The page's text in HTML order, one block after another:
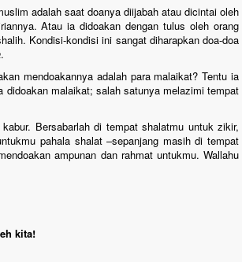
adalah saat doanya diijabah atau dicintai oleh
Atau ia didoakan dengan tulus oleh orang
Kondisi-kondisi ini sangat diharapkan doa-doa
.
mendoakannya adalah para malaikat? Tentu ia
didoakan malaikat; salah satunya melazimi tempat
Bersabarlah di tempat shalatmu untuk zikir,
pahala shalat –sepanjang masih di tempat
ampunan dan rahmat untukmu. Wallahu
kita!